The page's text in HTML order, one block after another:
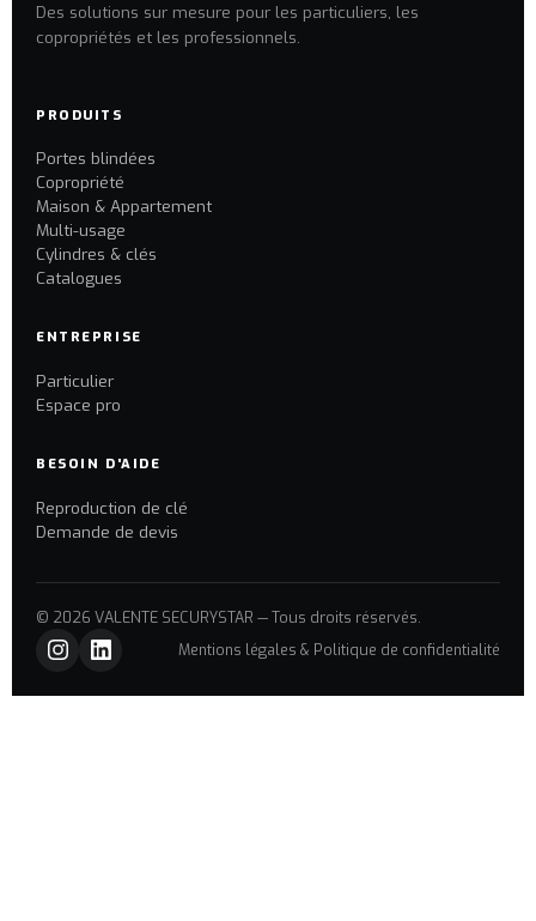
Des solutions sur mesure pour les particuliers, les
copropriétés et les professionnels.
PRODUITS
Portes blindées
Copropriété
Maison & Appartement
Multi-usage
Cylindres & clés
Catalogues
ENTREPRISE
Particulier
Espace pro
BESOIN D'AIDE
Reproduction de clé
Demande de devis
© 2026 VALENTE SECURYSTAR — Tous droits réservés.
Mentions légales & Politique de confidentialité